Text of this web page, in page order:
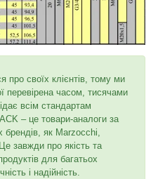
про своїх клієнтів, тому ми
перевірена часом, тисячами
всім стандартам
– це товари-аналоги за
брендів, як Marzocchi,
завжди про якість та
для багатьох
і надійність.